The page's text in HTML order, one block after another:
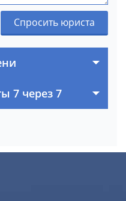
Спросить юриста
7 через 7